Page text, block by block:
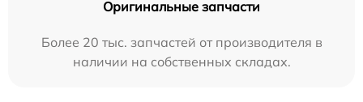
Оригинальные запчасти
Более 20 тыс. запчастей от производителя в
наличии на собственных складах.